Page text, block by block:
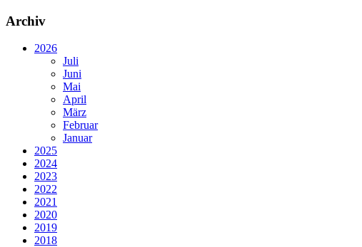
Archiv
2026
Juli
Juni
Mai
April
März
Februar
Januar
2025
2024
2023
2022
2021
2020
2019
2018